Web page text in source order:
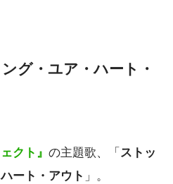
グ・ユア・ハート・
クト』 の主題歌、「 ストッ
ート・アウト 」。